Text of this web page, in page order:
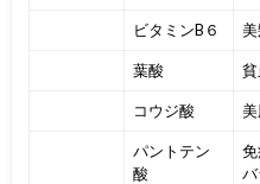
ビタミンB６
葉酸
コウジ酸
パントテン
酸